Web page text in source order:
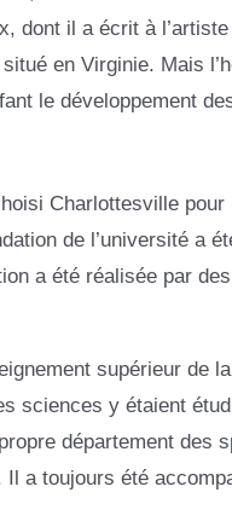
dont il a écrit à
en Virginie. Mais
le développement
Charlottesville
de l’université a
a été réalisée par
supérieur de
sciences y étaient
département des
a toujours été